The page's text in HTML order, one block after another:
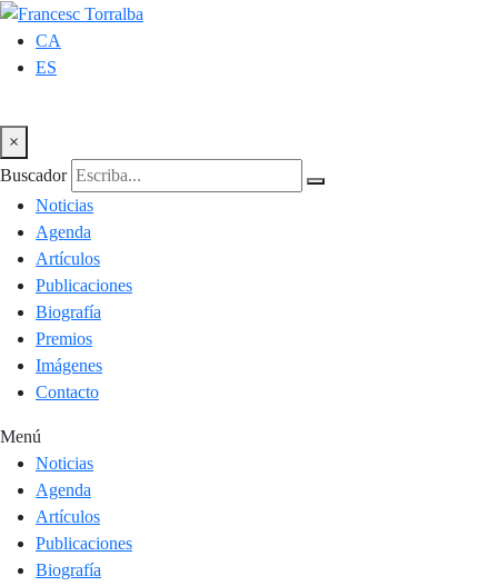
CA
ES
×
Buscador
Noticias
Agenda
Artículos
Publicaciones
Biografía
Premios
Imágenes
Contacto
Menú
Noticias
Agenda
Artículos
Publicaciones
Biografía